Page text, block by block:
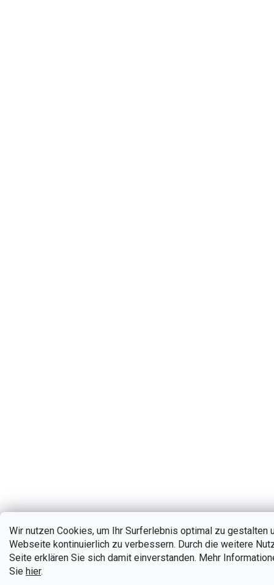
Wir nutzen Cookies, um Ihr Surferlebnis optimal zu gestalten
Webseite kontinuierlich zu verbessern. Durch die weitere
Seite erklären Sie sich damit einverstanden. Mehr
Sie hier.